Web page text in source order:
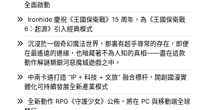
全面啟動
Ironhide 慶祝《王國保衛戰》15 周年，為《王國保衛戰
6：起源》引入經典模式
沉浸於一個奇幻魔法世界，那裏有超乎尋常的存在，即便
在最遙遠的邊緣，也暗藏著不為人知的真相——盡在這款
動作解謎類銀河惡魔城遊戲之中。
中南卡通打造 “IP + 科技 + 文旅” 融合標杆，開創國漫實
體化可持續發展全新產業模式
全新動作 RPG《守護少女》公佈，將在 PC 與移動端全球